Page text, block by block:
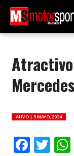
Mercedes
AUVO | 5 MAYO, 2024